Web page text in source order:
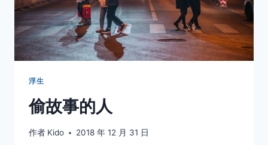
浮生
偷故事的人
作者 Kido 2018 年 12 月 31 日